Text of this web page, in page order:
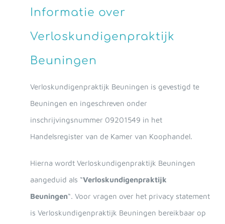
Informatie over
Verloskundigenpraktijk
Beuningen
Verloskundigenpraktijk Beuningen is gevestigd te
Beuningen en ingeschreven onder
inschrijvingsnummer 09201549 in het
Handelsregister van de Kamer van Koophandel.
Hierna wordt Verloskundigenpraktijk Beuningen
aangeduid als “Verloskundigenpraktijk
Beuningen“. Voor vragen over het privacy statement
is Verloskundigenpraktijk Beuningen bereikbaar op